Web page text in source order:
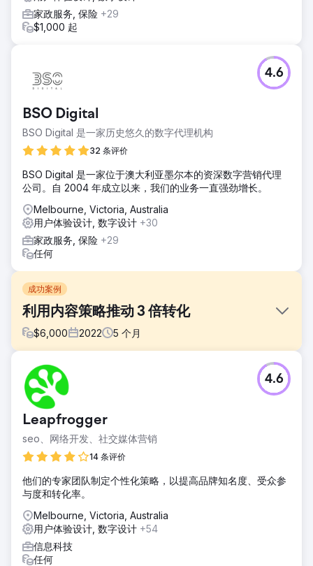
家政服务, 保险 +29
$1,000 起
BSO Digital
BSO Digital 是一家历史悠久的数字代理机构
32 条评价
4.6
BSO Digital 是一家位于澳大利亚墨尔本的资深数字营销代理
公司。自 2004 年成立以来，我们的业务一直强劲增长。
Melbourne, Victoria, Australia
用户体验设计, 数字设计 +30
家政服务, 保险 +29
任何
成功案例
利用内容策略推动 3 倍转化
$6,000 2022 5 个月
挑战
一家人力资源技术领域的 SaaS 初创公司拥有一个现代化的网
站，但却未能吸引潜在客户。其博客缺乏结构化，相关关键词
排名不高，关键功能或用例的自然可见性也很低。
解决方案
我们制定了有针对性的内容策略，重点关注人力资源合规、薪
资和入职培训等领域的高意向关键词。我们创建了新的落地
内部链接和元数据也得到了优化。
五个月内，月转化量增长了两倍。自然流量增长了189%，博
客在超过25个目标关键词中排名前五。此外，该品牌由内容驱
动的演示请求也增加了40%。
Leapfrogger
seo、网络开发、社交媒体营销
14 条评价
4.6
他们的专家团队制定个性化策略，以提高品牌知名度、受众参
与度和转化率。
Melbourne, Victoria, Australia
用户体验设计, 数字设计 +54
信息科技
任何